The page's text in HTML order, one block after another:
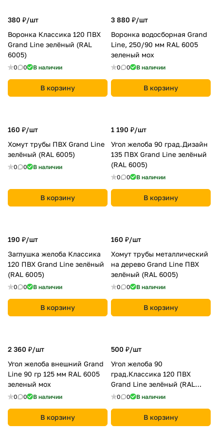
380 ₽/шт
Воронка Классика 120 ПВХ
Grand Line зелёный (RAL
6005)
0 0 В наличии
В корзину
3 880 ₽/шт
Воронка водосборная Grand
Line, 250/90 мм RAL 6005
зеленый мох
0 0 В наличии
В корзину
160 ₽/шт
Хомут трубы ПВХ Grand Line
зелёный (RAL 6005)
0 0 В наличии
В корзину
1 190 ₽/шт
Угол желоба 90 град.Дизайн
135 ПВХ Grand Line зелёный
(RAL 6005)
0 0 В наличии
В корзину
190 ₽/шт
Заглушка желоба Классика
120 ПВХ Grand Line зелёный
(RAL 6005)
0 0 В наличии
В корзину
160 ₽/шт
Хомут трубы металлический
на дерево Grand Line ПВХ
зелёный (RAL 6005)
0 0 В наличии
В корзину
2 360 ₽/шт
Угол желоба внешний Grand
Line 90 гр 125 мм RAL 6005
зеленый мох
0 0 В наличии
В корзину
500 ₽/шт
Угол желоба 90
град.Классика 120 ПВХ
Grand Line зелёный (RAL
6005)
0 0 В наличии
В корзину